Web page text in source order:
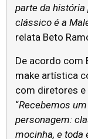
parte da história
clássico é a
relata Beto
De acordo com
make artística
com diretores e
“Recebemos
personagem:
mocinha, e toda